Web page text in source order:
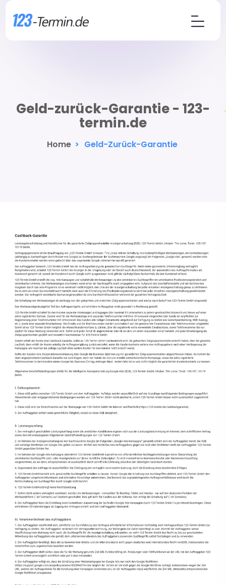
Geld-zurück-Garantie - 123-
termin.de
Home > Geld-Zurück-Garantie